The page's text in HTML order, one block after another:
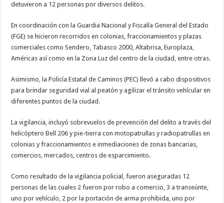
detuvieron a 12 personas por diversos delitos.
En coordinación con la Guardia Nacional y Fiscalía General del Estado
(FGE) se hicieron recorridos en colonias, fraccionamientos y plazas
comerciales como Sendero, Tabasco 2000, Altabrisa, Europlaza,
Américas así como en la Zona Luz del centro de la ciudad, entre otras.
Asimismo, la Policía Estatal de Caminos (PEC) llevó a cabo dispositivos
para brindar seguridad vial al peatón y agilizar el tránsito vehícular en
diferentes puntos de la ciudad.
La vigilancia, incluyó sobrevuelos de prevención del delito a través del
helicóptero Bell 206 y pie-tierra con motopatrullas y radiopatrullas en
colonias y fraccionamientos e inmediaciones de zonas bancarias,
comercios, mercados, centros de esparcimiento.
Como resultado de la vigilancia policial, fueron aseguradas 12
personas de las cuales 2 fueron por robo a comercio, 3 a transeúnte,
uno por vehículo, 2 por la portación de arma prohibida, uno por